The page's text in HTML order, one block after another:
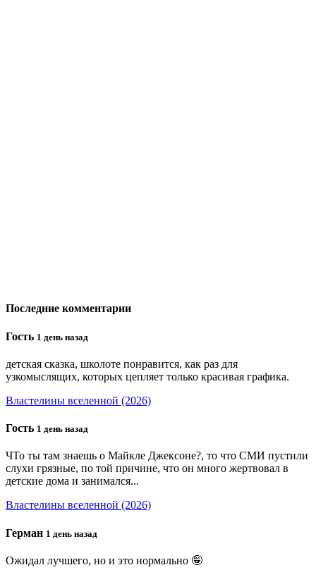
Последние комментарии
Гость 1 день назад
детская сказка, школоте понравится, как раз для
узкомыслящих, которых цепляет только красивая графика.
Властелины вселенной (2026)
Гость 1 день назад
ЧТо ты там знаешь о Майкле Джексоне?, то что СМИ пустили
слухи грязные, по той причине, что он много жертвовал в
детские дома и занимался...
Властелины вселенной (2026)
Герман 1 день назад
Ожидал лучшего, но и это нормально 🤪